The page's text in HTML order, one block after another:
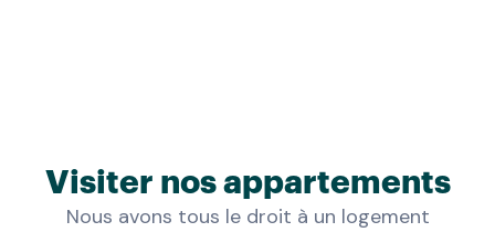
La salle d'eau
, avec sa douche à l'italienne de
Visiter nos appartements
Nous avons tous le droit à un logement